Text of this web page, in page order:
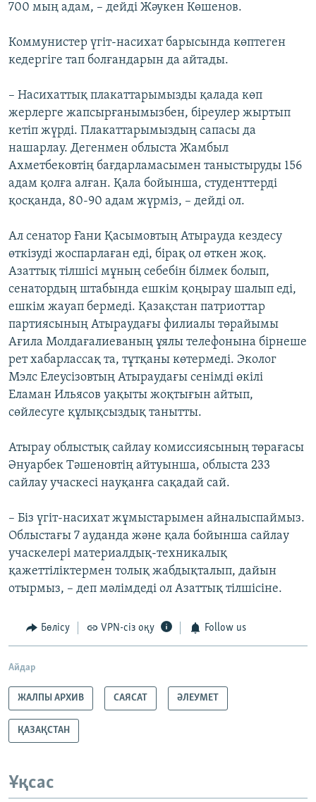
700 мың адам, – дейді Жәукен Көшенов.
Коммунистер үгіт-насихат барысында көптеген
кедергіге тап болғандарын да айтады.
– Насихаттық плакаттарымызды қалада көп
жерлерге жапсырғанымызбен, біреулер жыртып
кетіп жүрді. Плакаттарымыздың сапасы да
нашарлау. Дегенмен облыста Жамбыл
Ахметбековтің бағдарламасымен таныстыруды 156
адам қолға алған. Қала бойынша, студенттерді
қосқанда, 80-90 адам жүрміз, – дейді ол.
Ал сенатор Ғани Қасымовтың Атырауда кездесу
өткізуді жоспарлаған еді, бірақ ол өткен жоқ.
Азаттық тілшісі мұның себебін білмек болып,
сенатордың штабында ешкім қоңырау шалып еді,
ешкім жауап бермеді. Қазақстан патриоттар
партиясының Атыраудағы филиалы төрайымы
Ағила Молдағалиеваның ұялы телефонына бірнеше
рет хабарлассақ та, тұтқаны көтермеді. Эколог
Мэлс Елеусізовтың Атыраудағы сенімді өкілі
Еламан Ильясов уақыты жоқтығын айтып,
сөйлесуге құлықсыздық танытты.
Атырау облыстық сайлау комиссиясының төрағасы
Әнуарбек Тәшеновтің айтуынша, облыста 233
сайлау учаскесі науқанға сақадай сай.
– Біз үгіт-насихат жұмыстарымен айналыспаймыз.
Облыстағы 7 ауданда және қала бойынша сайлау
учаскелері материалдық-техникалық
қажеттіліктермен толық жабдықталып, дайын
отырмыз, – деп мәлімдеді ол Азаттық тілшісіне.
Бөлісу VPN-сіз оқу Follow us
Айдар
ЖАЛПЫ АРХИВ САЯСАТ ӘЛЕУМЕТ
ҚАЗАҚСТАН
Ұқсас